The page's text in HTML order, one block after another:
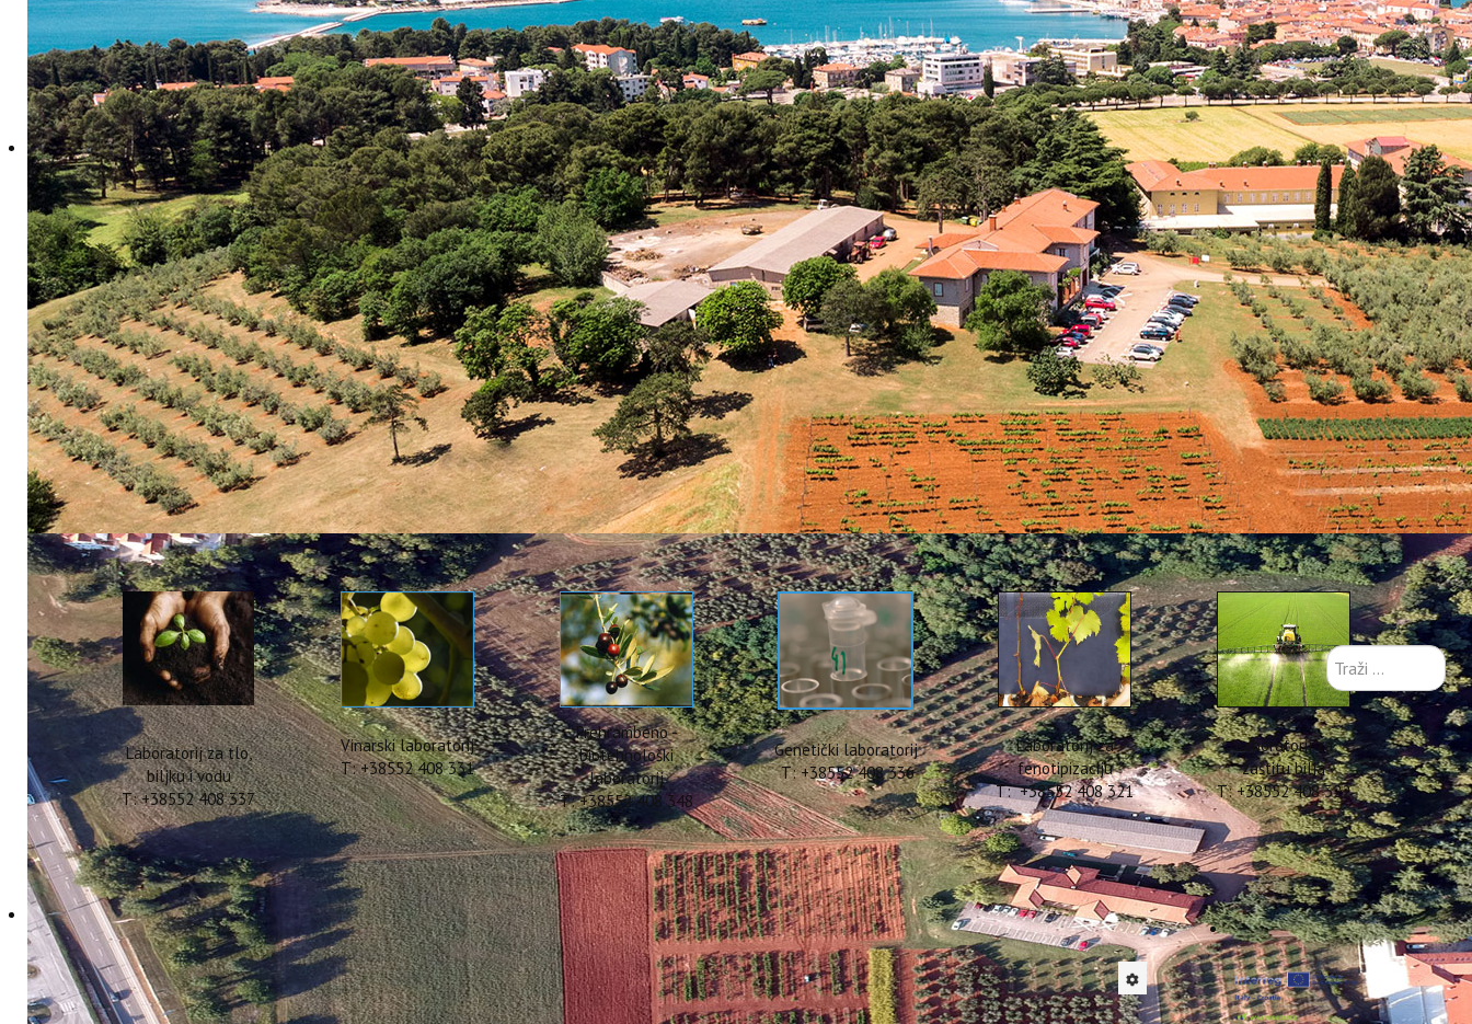
Laboratorij za tlo,
biljku i vodu
T: +38552 408 337
Vinarski laboratorij
T: +38552 408 331
Prehrambeno -
biotehnološki
laboratorij
T: +38552 408 348
Genetički laboratorij
T: +38552 408 336
Laboratorij za
fenotipizaciju
T: +38552 408 321
Laboratorij za
zaštitu bilja
T: +38552 408 322
ATHIOOC 2016
01 Travanj 2016 Hitova: 5001
Traži
...